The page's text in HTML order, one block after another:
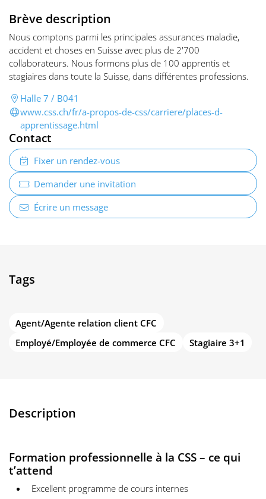
Brève description
Nous comptons parmi les principales assurances maladie,
accident et choses en Suisse avec plus de 2'700
collaborateurs. Nous formons plus de 100 apprentis et
stagiaires dans toute la Suisse, dans différentes professions.
Halle 7 / B041
www.css.ch/fr/a-propos-de-css/carriere/places-d-
apprentissage.html
Contact
Fixer un rendez-vous
Demander une invitation
Écrire un message
Tags
Agent/Agente relation client CFC
Employé/Employée de commerce CFC
Stagiaire 3+1
Description
Formation professionnelle à la CSS – ce qui
t’attend
Excellent programme de cours internes